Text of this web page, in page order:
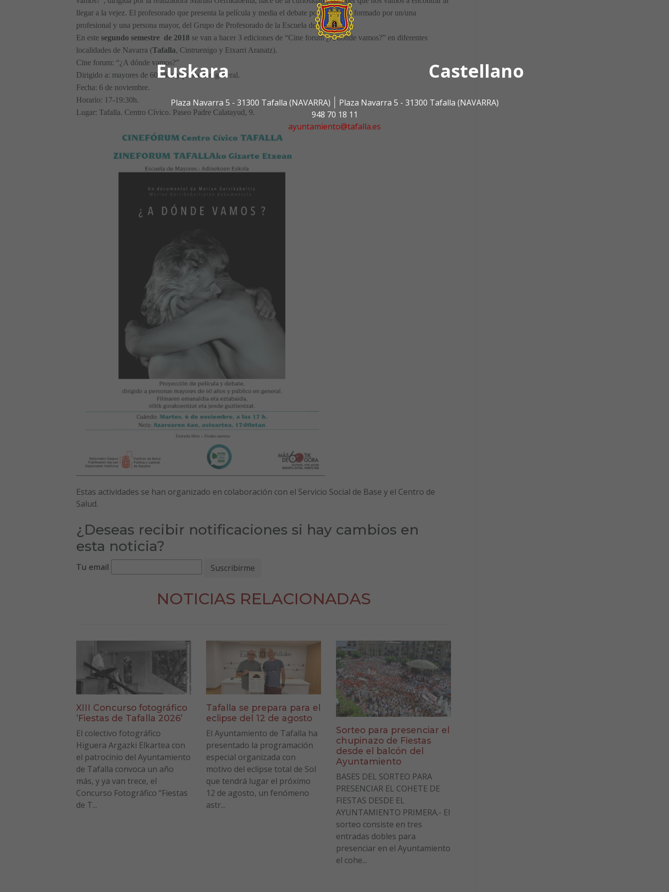
Euskara Castellano
Plaza Navarra 5 - 31300 Tafalla (NAVARRA)
Plaza Navarra 5 - 31300 Tafalla (NAVARRA)
948 70 18 11
ayuntamiento@tafalla.es
llegar a la vejez. El profesorado que presenta la película y media el debate posterior, está formado por un/una
profesional y una persona mayor, del Grupo de Profesorado de la Escuela de Mayores.
En este segundo semestre de 2018 se van a hacer 3 ediciones de “Cine forum ¿A dónde vamos?” en diferentes
localidades de Navarra (Tafalla, Cintruenigo y Etxarri Aranatz).
Cine forum: “¿A dónde vamos?”
Dirigido a: mayores de 60 años y población general.
Fecha: 6 de noviembre.
Horario: 17-19:30h.
Lugar: Tafalla. Centro Cívico. Paseo Padre Calatayud, 9.
Estas actividades se han organizado en colaboración con el Servicio Social de Base y el Centro de
Salud.
¿Deseas recibir notificaciones si hay cambios en
esta noticia?
Tu email
NOTICIAS RELACIONADAS
XIII Concurso fotográfico
‘Fiestas de Tafalla 2026’
El colectivo fotográfico
Higuera Argazki Elkartea con
el patrocinio del Ayuntamiento
de Tafalla convoca un año
más, y ya van trece, el
Concurso Fotográfico “Fiestas
de T...
Tafalla se prepara para el
eclipse del 12 de agosto
El Ayuntamiento de Tafalla ha
presentado la programación
especial organizada con
motivo del eclipse total de Sol
que tendrá lugar el próximo
12 de agosto, un fenómeno
astr...
Sorteo para presenciar el
chupinazo de Fiestas
desde el balcón del
Ayuntamiento
BASES DEL SORTEO PARA
PRESENCIAR EL COHETE DE
FIESTAS DESDE EL
AYUNTAMIENTO PRIMERA.- El
sorteo consiste en tres
entradas dobles para
presenciar en el Ayuntamiento
el cohe...